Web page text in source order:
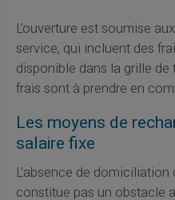
L'ouverture est soumise
service, qui incluent des
disponible dans la grille
frais sont à prendre en
Les moyens de
salaire fixe
L'absence de domiciliation
constitue pas un obstacle